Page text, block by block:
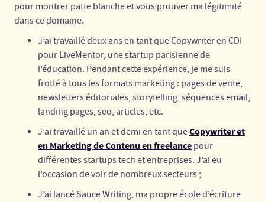
pour montrer patte blanche et vous prouver ma légitimité
dans ce domaine.
J’ai travaillé deux ans en tant que Copywriter en CDI
pour LiveMentor, une startup parisienne de
l’éducation. Pendant cette expérience, je me suis
frotté à tous les formats marketing : pages de vente,
newsletters éditoriales, storytelling, séquences email,
landing pages, seo, articles, etc.
J’ai travaillé un an et demi en tant queCopywriter et
en Marketing de Contenu en freelance pour
différentes startups tech et entreprises. J’ai eu
l’occasion de voir de nombreux secteurs ;
J’ai lancé Sauce Writing, ma propre école d’écriture